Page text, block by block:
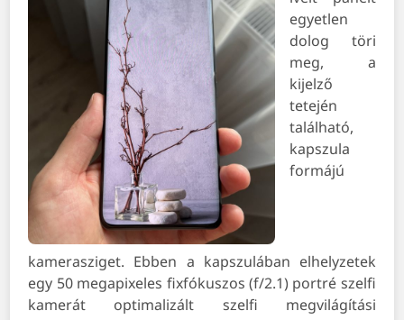
egyetlen
dolog töri
meg, a
kijelző
tetején
található,
kapszula
formájú
kamerasziget. Ebben a kapszulában elhelyzetek
egy 50 megapixeles fixfókuszos (f/2.1) portré szelfi
kamerát optimalizált szelfi megvilágítási